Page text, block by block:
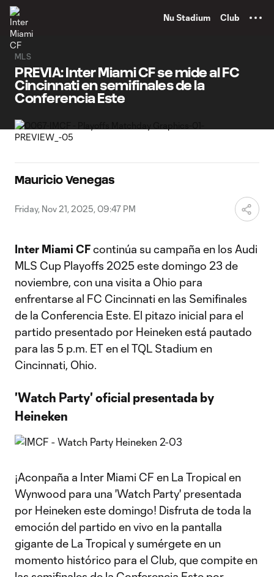
Nu Stadium Club
MLS
PREVIA: Inter Miami CF se mide al FC
Cincinnati en semifinales de la
Conferencia Este
Mauricio Venegas
Friday, Nov 21, 2025, 09:47 PM
Inter Miami CFcontinúa su campaña en los Audi
MLS Cup Playoffs 2025 este domingo 23 de
noviembre, con una visita a Ohio para
enfrentarse al FC Cincinnati en las Semifinales
de la Conferencia Este. El pitazo inicial para el
partido presentado por Heineken está pautado
para las 5 p.m. ET en el TQL Stadium en
Cincinnati, Ohio.
'Watch Party' oficial presentada by
Heineken
¡Aconpaña a Inter Miami CF en La Tropical en
Wynwood para una 'Watch Party' presentada
por Heineken este domingo! Disfruta de toda la
emoción del partido en vivo en la pantalla
gigante de La Tropical y sumérgete en un
momento histórico para el Club, que compite en